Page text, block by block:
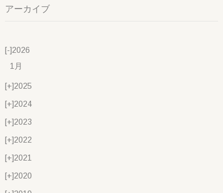
アーカイブ
[-]2026
1月
[+]2025
[+]2024
[+]2023
[+]2022
[+]2021
[+]2020